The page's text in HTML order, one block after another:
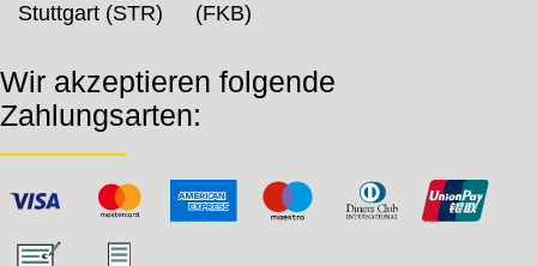
Stuttgart (STR)
(FKB)
Wir akzeptieren folgende
Zahlungsarten: